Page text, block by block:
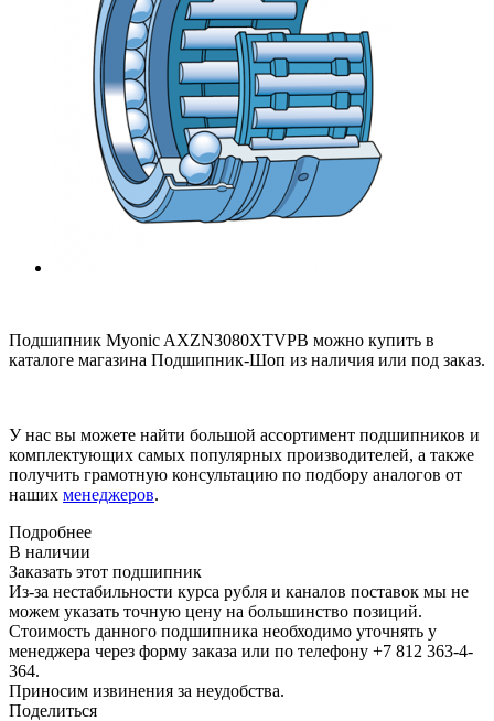
Подшипник Myonic AXZN3080XTVPB можно купить в
каталоге магазина Подшипник-Шоп из наличия или под заказ.
У нас вы можете найти большой ассортимент подшипников и
комплектующих самых популярных производителей, а также
получить грамотную консультацию по подбору аналогов от
наших менеджеров.
Подробнее
В наличии
Заказать этот подшипник
Из-за нестабильности курса рубля и каналов поставок мы не
можем указать точную цену на большинство позиций.
Стоимость данного подшипника необходимо уточнять у
менеджера через форму заказа или по телефону +7 812 363-4-
364.
Приносим извинения за неудобства.
Поделиться